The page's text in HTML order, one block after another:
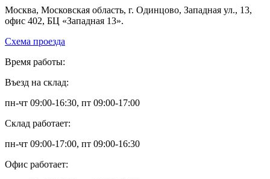
Москва, Московская область, г. Одинцово, Западная ул., 13,
офис 402, БЦ «Западная 13».
Схема проезда
Время работы:
Въезд на склад:
пн-чт 09:00-16:30, пт 09:00-17:00
Склад работает:
пн-чт 09:00-17:00, пт 09:00-16:30
Офис работает: